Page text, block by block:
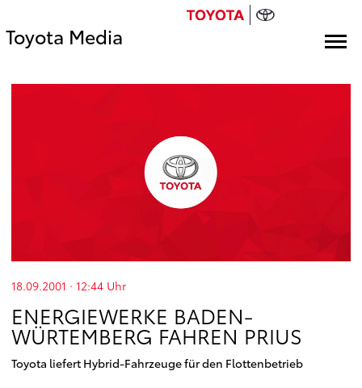
Toyota Media
18.09.2001 · 12:44 Uhr
ENERGIEWERKE BADEN-
WÜRTEMBERG FAHREN PRIUS
Toyota liefert Hybrid-Fahrzeuge für den Flottenbetrieb